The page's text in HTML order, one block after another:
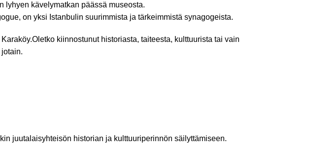
lyhyen kävelymatkan päässä museosta.
on yksi Istanbulin suurimmista ja tärkeimmistä synagogeista.
kiinnostunut historiasta, taiteesta, kulttuurista tai vain
juutalaisyhteisön historian ja kulttuuriperinnön säilyttämiseen.